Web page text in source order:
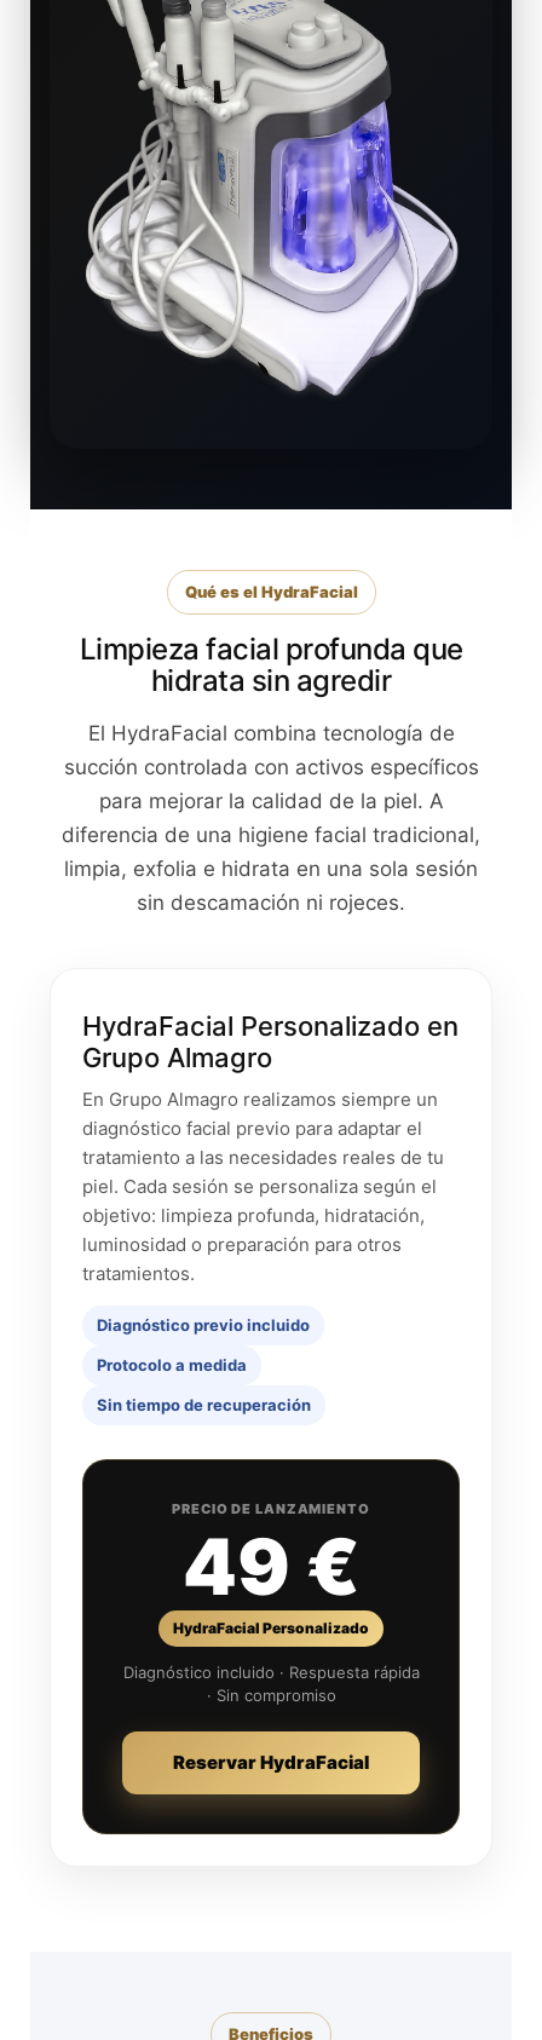
Qué es el HydraFacial
Limpieza facial profunda que
hidrata sin agredir
El HydraFacial combina tecnología de
succión controlada con activos específicos
para mejorar la calidad de la piel. A
diferencia de una higiene facial tradicional,
limpia, exfolia e hidrata en una sola sesión
sin descamación ni rojeces.
HydraFacial Personalizado en
Grupo Almagro
En Grupo Almagro realizamos siempre un
diagnóstico facial previo para adaptar el
tratamiento a las necesidades reales de tu
piel. Cada sesión se personaliza según el
objetivo: limpieza profunda, hidratación,
luminosidad o preparación para otros
tratamientos.
Diagnóstico previo incluido
Protocolo a medida
Sin tiempo de recuperación
PRECIO DE LANZAMIENTO
49 €
HydraFacial Personalizado
Diagnóstico incluido · Respuesta rápida
· Sin compromiso
Reservar HydraFacial
Beneficios